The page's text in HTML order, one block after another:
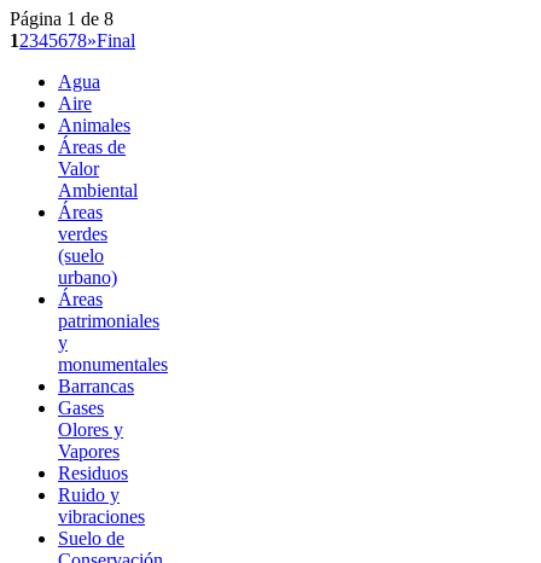
Página 1 de 8
12345678»Final
Agua
Aire
Animales
Áreas de
Valor
Ambiental
Áreas
verdes
(suelo
urbano)
Áreas
patrimoniales
y
monumentales
Barrancas
Gases
Olores y
Vapores
Residuos
Ruido y
vibraciones
Suelo de